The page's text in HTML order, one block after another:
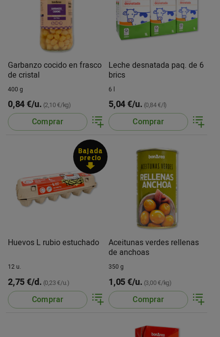
Garbanzo cocido en frasco
de cristal
400 g
0,84 €/u. (2,10 €/kg)
Comprar
Leche desnatada paq. de 6
brics
6 l
5,04 €/u. (0,84 €/l)
Comprar
Bajada
precio
Huevos L rubio estuchado
12 u.
2,75 €/d. (0,23 €/u.)
Comprar
Aceitunas verdes rellenas
de anchoas
350 g
1,05 €/u. (3,00 €/kg)
Comprar